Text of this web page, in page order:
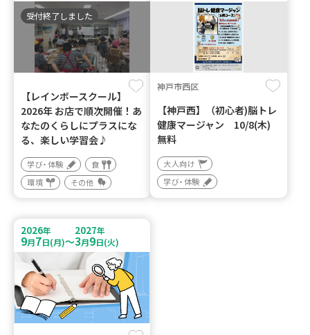
受付終了しました
【レインボースクール】
2026年 お店で順次開催！あ
なたのくらしにプラスにな
る、楽しい学習会♪
学び・体験
食
環境
その他
神戸市西区
【神戸西】（初心者)脳トレ
健康マージャン 10/8(木)
無料
大人向け
学び・体験
2026年
9月7日(月)～
2027年
3月9日(火)